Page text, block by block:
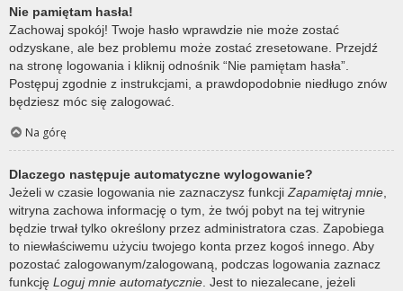
Nie pamiętam hasła!
Zachowaj spokój! Twoje hasło wprawdzie nie może zostać
odzyskane, ale bez problemu może zostać zresetowane. Przejdź
na stronę logowania i kliknij odnośnik “Nie pamiętam hasła”.
Postępuj zgodnie z instrukcjami, a prawdopodobnie niedługo znów
będziesz móc się zalogować.
Na górę
Dlaczego następuje automatyczne wylogowanie?
Jeżeli w czasie logowania nie zaznaczysz funkcji Zapamiętaj mnie
witryna zachowa informację o tym, że twój pobyt na tej witrynie
będzie trwał tylko określony przez administratora czas. Zapobiega
to niewłaściwemu użyciu twojego konta przez kogoś innego. Aby
pozostać zalogowanym/zalogowaną, podczas logowania zaznacz
funkcję Loguj mnie automatycznie . Jest to niezalecane, jeżeli